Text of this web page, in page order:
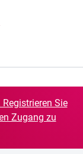
Sie
Zugang zu